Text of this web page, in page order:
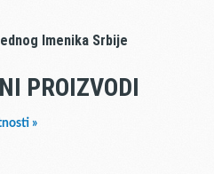
Imenika Srbije
PROIZVODI
»